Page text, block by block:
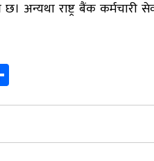
अन्यथा राष्ट्र बैंक कर्मचारी